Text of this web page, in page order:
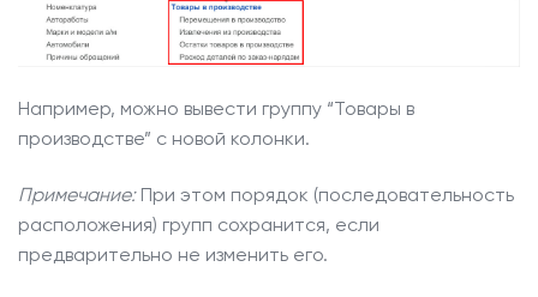
Например, можно вывести группу “Товары в
производстве” с новой колонки.
Примечание:При этом порядок (последовательность
расположения) групп сохранится, если
предварительно не изменить его.